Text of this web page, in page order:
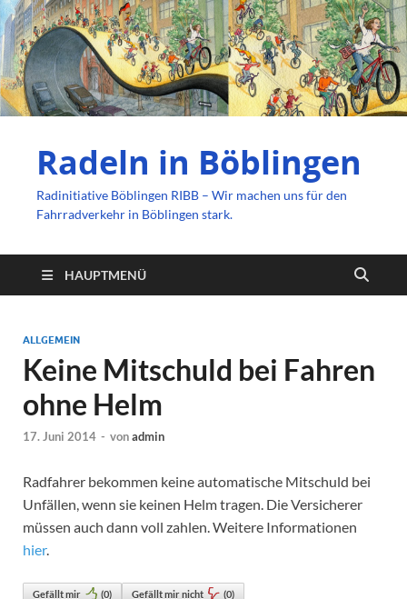
Radeln in Böblingen
Radinitiative Böblingen RIBB – Wir machen uns für den
Fahrradverkehr in Böblingen stark.
HAUPTMENÜ
ALLGEMEIN
Keine Mitschuld bei Fahren
ohne Helm
17. Juni 2014 - vonadmin
Radfahrer bekommen keine automatische Mitschuld bei
Unfällen, wenn sie keinen Helm tragen. Die Versicherer
müssen auch dann voll zahlen. Weitere Informationen
hier.
Gefällt mir (0) Gefällt mir nicht (0)